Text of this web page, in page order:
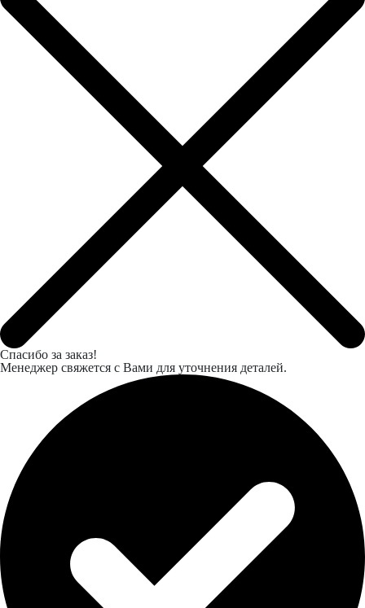
Спасибо за заказ!
Менеджер свяжется с Вами для уточнения деталей.